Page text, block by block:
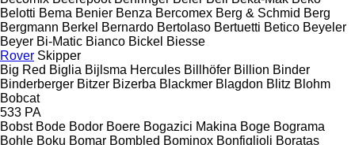
Belotti Bema Benier Benza Bercomex Berg & Schmid Berg
Bergmann Berkel Bernardo Bertolaso Bertuetti Betico Beyeler
Beyer Bi-Matic Bianco Bickel Biesse
Rover Skipper
Big Red Biglia Bijlsma Hercules Billhöfer Billion Binder
Binderberger Bitzer Bizerba Blackmer Blagdon Blitz Blohm
Bobcat
533 PA
Bobst Bode Bodor Boere Bogazici Makina Boge Bograma
Bohle Boku Bomar Bombled Bominox Bonfiglioli Boratas